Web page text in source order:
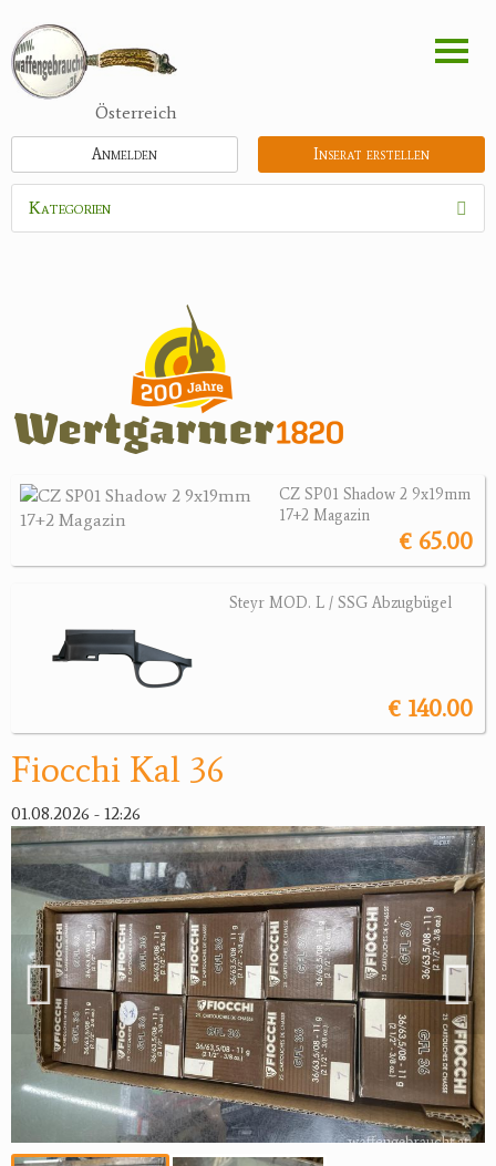
zum
Inhalt
Österreich
Inserat erstellen
Anmelden
Kategorien
Schrotmunition
Büchsenpatronen
Faustfeuerwaffen
Randfeuerwaffen
Sonstige Munition
Zubehör
Jagdreviere
Bücher, Videos
Antikes
Geschenke
Reviereinrichtungen
CZ SP01 Shadow 2 9x19mm
17+2 Magazin
€ 65.00
Steyr MOD. L / SSG Abzugbügel
€ 140.00
Fiocchi Kal 36
01.08.2026 - 12:26